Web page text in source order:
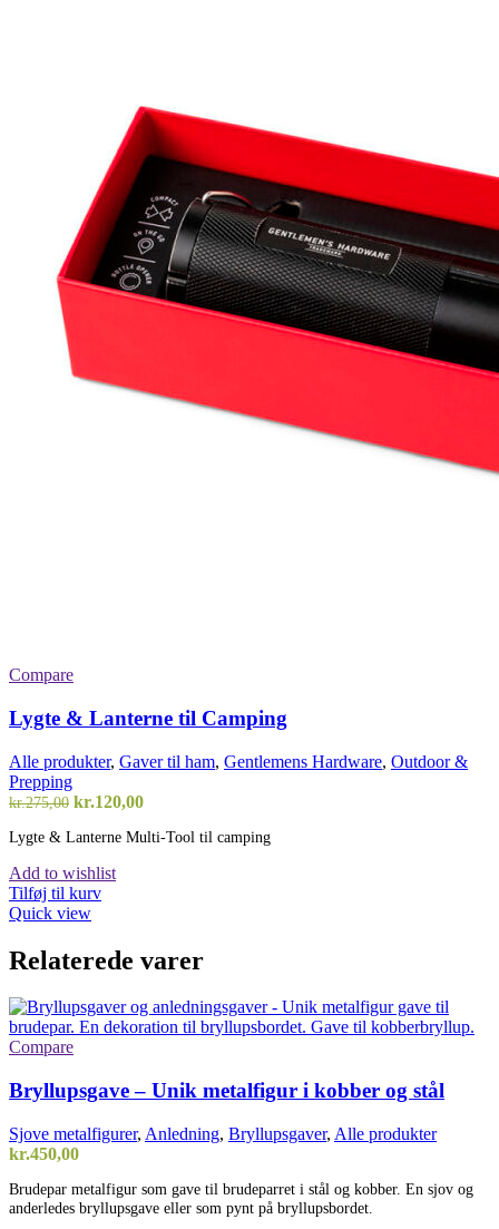
Compare
Lygte & Lanterne til Camping
Alle produkter, Gaver til ham, Gentlemens Hardware, Outdoor &
Prepping
kr.275,00 Den
pris
kr.275,00.
kr.120,00Den
pris
Lygte & Lanterne Multi-Tool til camping
Add to wishlist
Tilføj til kurv
Quick view
Relaterede varer
Compare
Bryllupsgave – Unik metalfigur i kobber og stål
Sjove metalfigurer, Anledning, Bryllupsgaver, Alle produkter
kr.450,00
Brudepar metalfigur som gave til brudeparret i stål og kobber. En sjov og
anderledes bryllupsgave eller som pynt på bryllupsbordet.